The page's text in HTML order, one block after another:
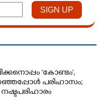
'കോണ്ടം',​
പരിഹാസം;
ദമ്പതികൾ